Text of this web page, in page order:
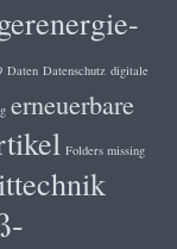
Daten Datenschutz digitale
erneuerbare
Folders missing